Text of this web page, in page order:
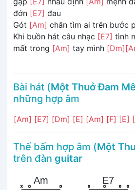
đớn [E7] đau
Gót [Am] chân tìm ai trên bước
Khi buồn hát câu nhạc [E7] tình
mất trong [Am] tay mình [Dm]
Bài hát (Một Thuở Đam Mê
những hợp âm
[Am] [E7] [Dm] [E] [Am] [F] [E]
Thế bấm hợp âm (Một
trên đàn guitar
Am
x o o
E7
o o o o